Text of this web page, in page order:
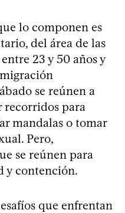
lo componen es
del área de las
23 y 50 años y
se reúnen a
recorridos para
mandalas o tomar
Pero,
se reúnen para
y contención.
que enfrentan